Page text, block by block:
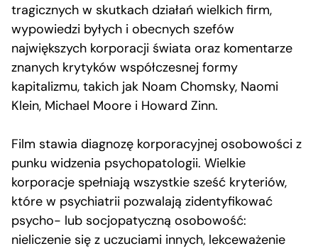
tragicznych w skutkach działań wielkich firm,
wypowiedzi byłych i obecnych szefów
największych korporacji świata oraz komentarze
znanych krytyków współczesnej formy
kapitalizmu, takich jak Noam Chomsky, Naomi
Klein, Michael Moore i Howard Zinn.
Film stawia diagnozę korporacyjnej osobowości z
punku widzenia psychopatologii. Wielkie
korporacje spełniają wszystkie sześć kryteriów,
które w psychiatrii pozwalają zidentyfikować
psycho- lub socjopatyczną osobowość:
nieliczenie się z uczuciami innych, lekceważenie